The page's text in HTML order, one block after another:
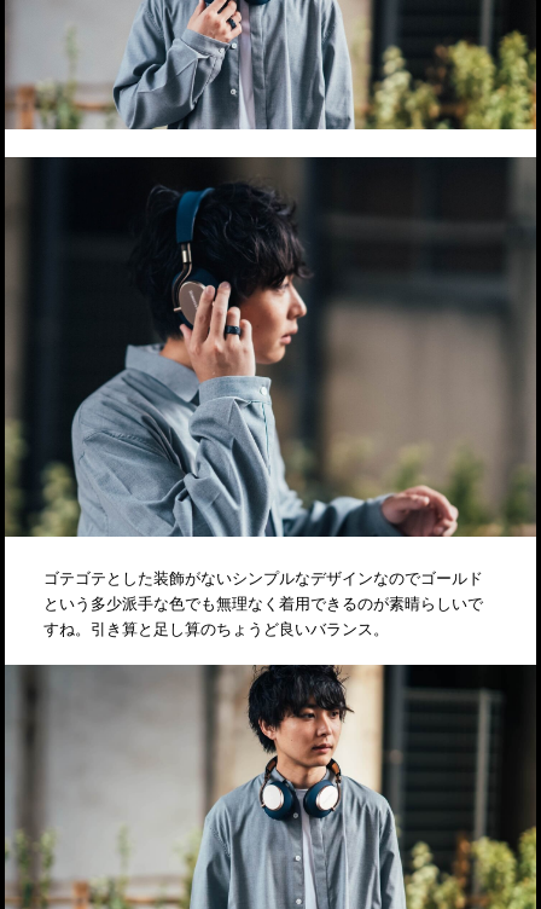
ゴテゴテとした装飾がないシンプルなデザインなのでゴールド
という多少派手な色でも無理なく着用できるのが素晴らしいで
すね。引き算と足し算のちょうど良いバランス。